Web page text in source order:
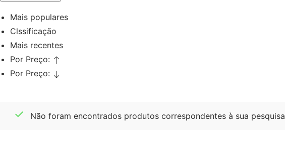
Mais populares
Clssificação
Mais recentes
Por Preço:
Por Preço:
Não foram encontrados produtos correspondentes à sua